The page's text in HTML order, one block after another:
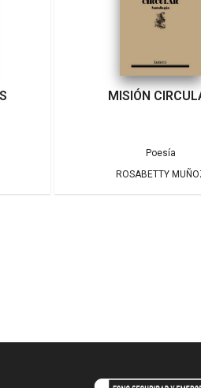
MISIÓN
Poesía
ROSABETTY